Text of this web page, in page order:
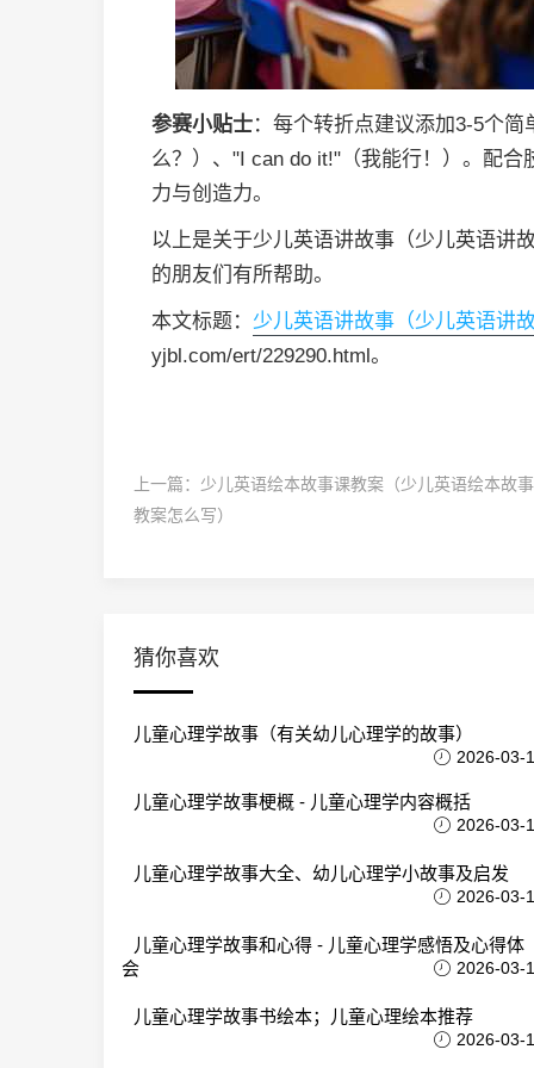
参赛小贴士：每个转折点建议添加3-5个
么？）、"I can do it!"（我能行！）。配
力与创造力。
以上是关于少儿英语讲故事（少儿英语讲
的朋友们有所帮助。
本文标题： 少儿英语讲故事（少儿英语讲
yjbl.com/ert/229290.html。
上一篇： 少儿英语绘本故事课教案（少儿英语绘本故
教案怎么写）
猜你喜欢
儿童心理学故事（有关幼儿心理学的故事）
2026-03-
儿童心理学故事梗概 - 儿童心理学内容概括
2026-03-
儿童心理学故事大全、幼儿心理学小故事及启发
2026-03-
儿童心理学故事和心得 - 儿童心理学感悟及心得体
会
2026-03-
儿童心理学故事书绘本；儿童心理绘本推荐
2026-03-